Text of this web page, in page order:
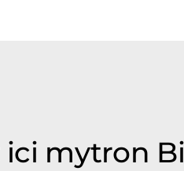
ici mytron